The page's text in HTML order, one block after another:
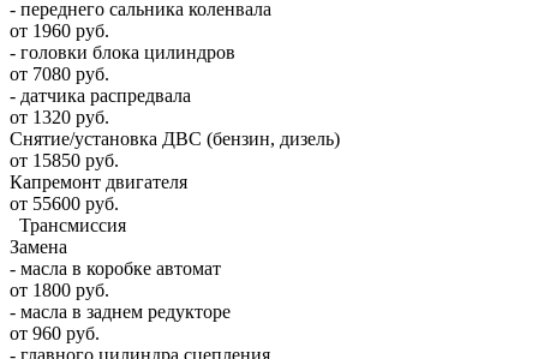
- переднего сальника коленвала
от 1960 руб.
- головки блока цилиндров
от 7080 руб.
- датчика распредвала
от 1320 руб.
Снятие/установка ДВС (бензин, дизель)
от 15850 руб.
Капремонт двигателя
от 55600 руб.
Трансмиссия
Замена
- масла в коробке автомат
от 1800 руб.
- масла в заднем редукторе
от 960 руб.